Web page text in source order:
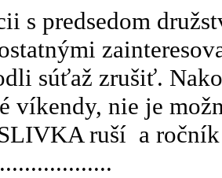
s predsedom
súťaž zrušiť.
víkendy, nie je
ruší a ročník
......